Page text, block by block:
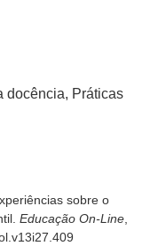
docência, Práticas
sobre o
Educação On-Line,